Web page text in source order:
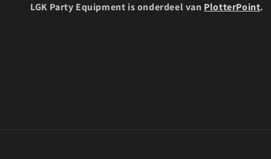
LGK Party Equipment is onderdeel van PlotterPoint.